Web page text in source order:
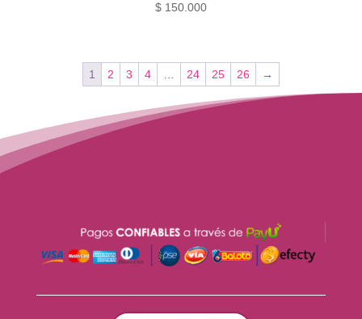
$150.000
1 2 3 4 … 24 25 26 →